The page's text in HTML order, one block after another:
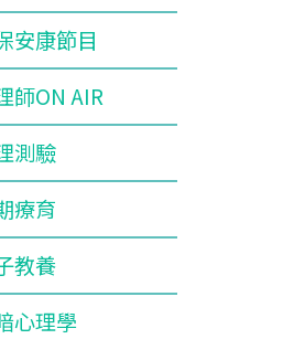
安康節目
師ON AIR
測驗
療育
教養
心理學